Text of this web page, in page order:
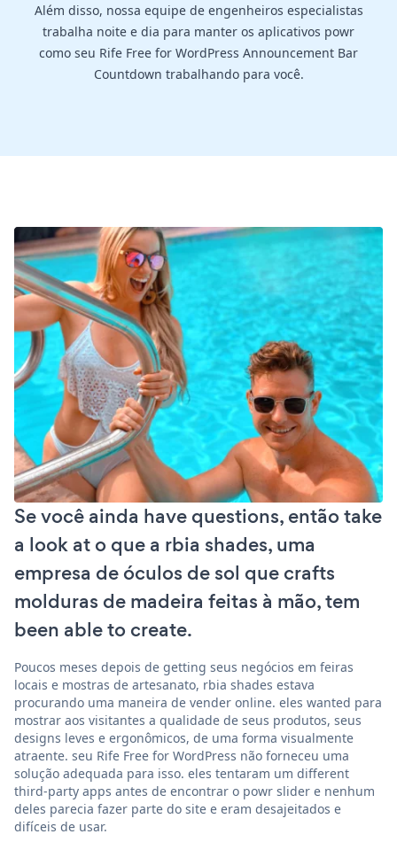
Além disso, nossa equipe de engenheiros especialistas
trabalha noite e dia para manter os aplicativos powr
como seu Rife Free for WordPress Announcement Bar
Countdown trabalhando para você.
Se você ainda have questions, então take
a look at o que a rbia shades, uma
empresa de óculos de sol que crafts
molduras de madeira feitas à mão, tem
been able to create.
Poucos meses depois de getting seus negócios em feiras
locais e mostras de artesanato, rbia shades estava
procurando uma maneira de vender online. eles wanted para
mostrar aos visitantes a qualidade de seus produtos, seus
designs leves e ergonômicos, de uma forma visualmente
atraente. seu Rife Free for WordPress não forneceu uma
solução adequada para isso. eles tentaram um different
third-party apps antes de encontrar o powr slider e nenhum
deles parecia fazer parte do site e eram desajeitados e
difíceis de usar.